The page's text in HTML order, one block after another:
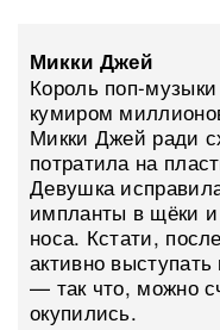
Микки Джей
Король поп-
кумиром
Микки Джей ради
потратила на
Девушка
импланты в щёки
носа. Кстати,
активно
— так что, можно
окупились.